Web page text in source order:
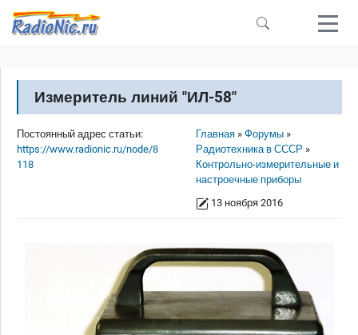
Перейти к основному содержанию
Измеритель линий "ИЛ-58"
Строка навигации
Главная
Форумы
Радиотехника в СССР
Контрольно-измерительные и
настроечные приборы
13 ноября 2016
Постоянный адрес статьи:
https://www.radionic.ru/node/8
118